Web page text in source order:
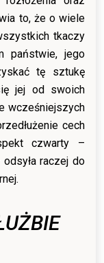
to, że o wiele
tkaczy
państwie, jego
tę sztukę
jej od swoich
wcześniejszych
cech
czwarty –
raczej do